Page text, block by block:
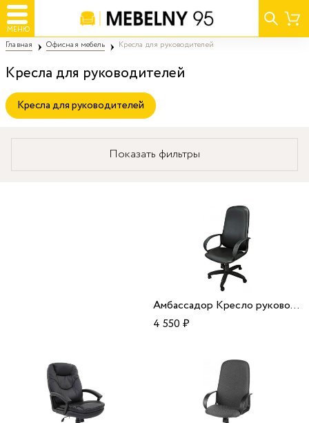
МЕНЮ
Главная Офисная мебель Кресла для руководителей
Кресла для руководителей
Кресла для руководителей
Показать фильтры
Амбассадор Кресло руководителя
4 550₽